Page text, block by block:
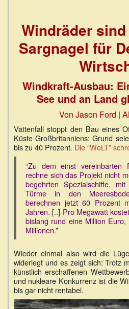
Windräder
Sargnagel für
Windkraft-Ausbau:
See und an Land
Von Jason Ford |
Vattenfall stoppt den Bau eines
Küste Großbritanniens: Grund
bis zu 40 Prozent. Die “WeLT”
“Zu dem einst vereinbarten
rechne sich das Projekt nicht
begehrten Spezialschiffe,
Türme in den
berechnen jetzt 60 Prozent
Jahren. [..] Pro Megawatt
bislang rund eine Million
Millionen.”
Wieder einmal also wird die
widerlegt und es zeigt sich: Trotz
künstlich erschaffenen
und nukleare Konkurrenz ist die
bis gar nicht rentabel.